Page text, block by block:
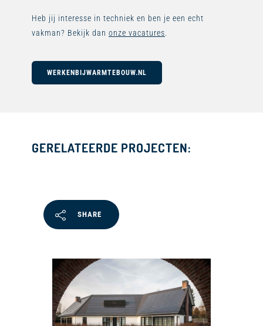
Heb jij interesse in techniek en ben je een echt
vakman? Bekijk dan onze vacatures
WERKENBIJWARMTEBOUW.NL
GERELATEERDE PROJECTEN:
SHARE